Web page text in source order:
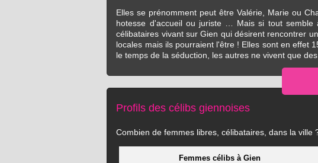
Elles se prénomment peut être Valérie, Marie ou
hotesse d'accueil ou juriste … Mais si tout
célibataires vivant sur Gien qui désirent rencontrer
locales mais ils pourraient l'être ! Elles sont en effet
le temps de la séduction, les autres ne vivent que
Profils des célibs giennoises
Combien de femmes libres, célibataires, dans la ville
Femmes célibs à Gien